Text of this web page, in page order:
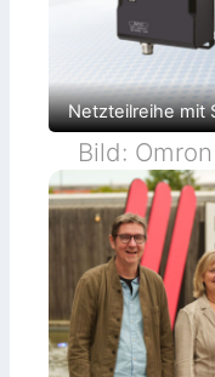
Netzteilreihe mit
Bild: